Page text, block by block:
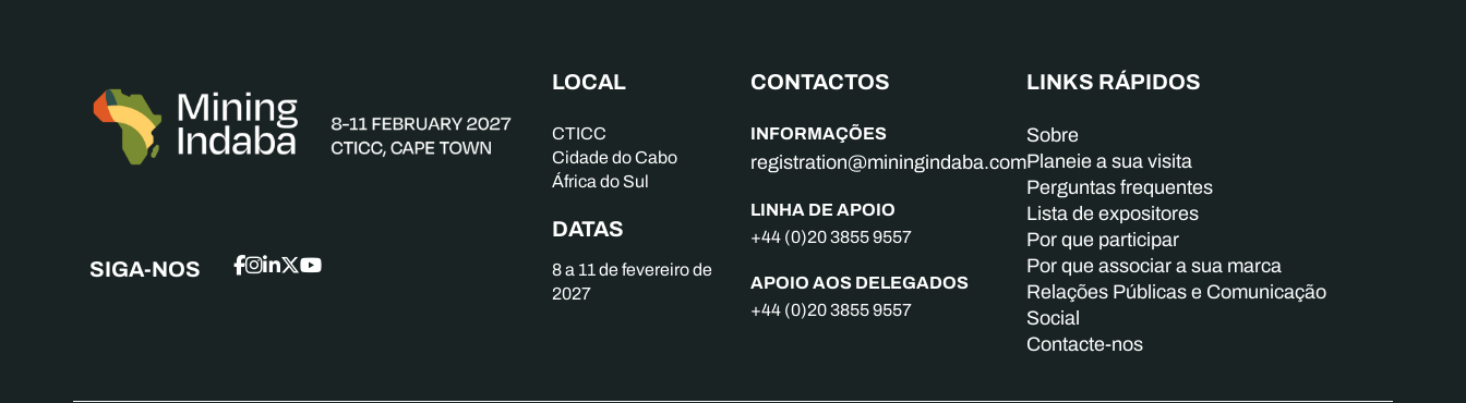
LOCAL
CTICC
Cidade do Cabo
África do Sul
DATAS
8 a 11 de fevereiro de
2027
CONTACTOS
INFORMAÇÕES
registration@miningindaba.com
LINHA DE APOIO
+44 (0)20 3855 9557
APOIO AOS DELEGADOS
+44 (0)20 3855 9557
LINKS RÁPIDOS
Sobre
Planeie a sua visita
Perguntas frequentes
Lista de expositores
Por que participar
Por que associar a sua marca
Relações Públicas e Comunicação
Social
Contacte-nos
SIGA-NOS